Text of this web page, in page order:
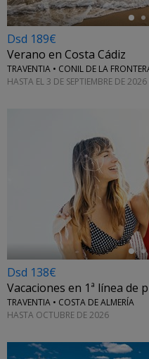
Dsd 189€
Verano en Costa Cádiz
TRAVENTIA • CONIL DE LA
HASTA EL 3 DE SEPTIEMBRE DE
Dsd 138€
Vacaciones en 1ª línea de
TRAVENTIA • COSTA DE ALMERÍA
HASTA OCTUBRE DE 2026